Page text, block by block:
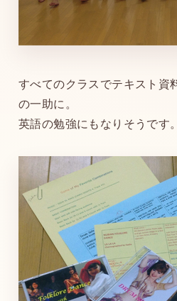
すべてのクラスでテキスト資
の一助に。
英語の勉強にもなりそうです。